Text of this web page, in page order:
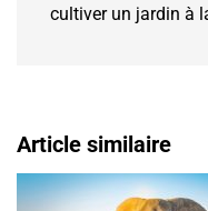
cultiver un jardin à
Article similaire